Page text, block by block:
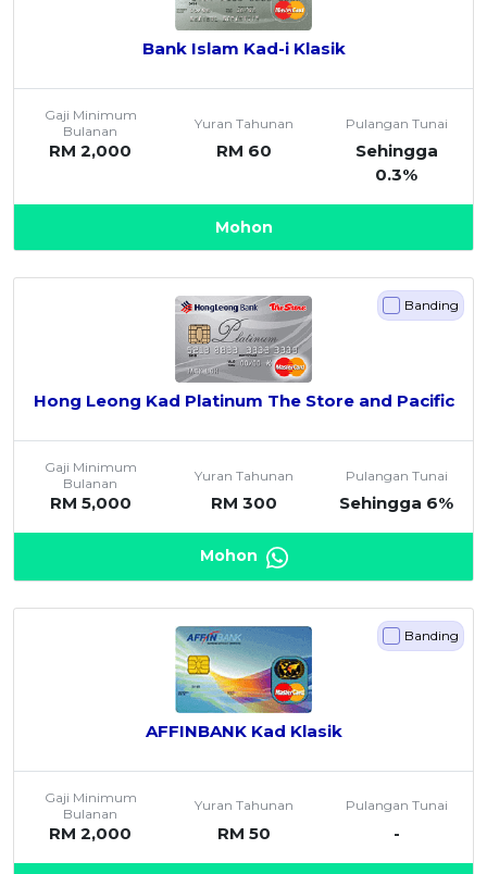
Bank Islam Kad-i Klasik
Gaji Minimum
Bulanan
RM 2,000
Yuran Tahunan
RM 60
Pulangan Tunai
Sehingga
0.3%
Mohon
Banding
Hong Leong Kad Platinum The Store and Pacific
Gaji Minimum
Bulanan
RM 5,000
Yuran Tahunan
RM 300
Pulangan Tunai
Sehingga 6%
Mohon
Banding
AFFINBANK Kad Klasik
Gaji Minimum
Bulanan
RM 2,000
Yuran Tahunan
RM 50
Pulangan Tunai
-